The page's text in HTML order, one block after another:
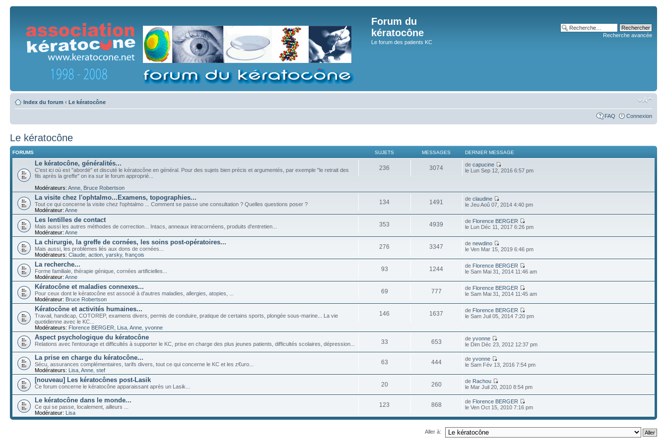
Forum du
kératocône
Le forum des patients KC
Recherche avancée
Index du forum ‹ Le kératocône
FAQ Connexion
Le kératocône
FORUMS SUJETS MESSAGES DERNIER MESSAGE
Le kératocône, généralités...
C'est ici où est "abordé" et discuté le kératocône en général. Pour des sujets bien précis et argumentés, par exemple "le retrait des
fils après la greffe" on ira sur le forum approprié...
Modérateurs: Anne Bruce Robertson
236 3074 decapucine
le Lun Sep 12, 2016 6:57 pm
La visite chez l'ophtalmo...Examens, topographies...
Tout ce qui concerne la visite chez l'ophtalmo ... Comment se passe une consultation ? Quelles questions poser ?
Modérateur: Anne
134 1491 declaudine
le Jeu Aoû 07, 2014 4:40 pm
Les lentilles de contact
Mais aussi les autres méthodes de correction... Intacs, anneaux intracornéens, produits d'entretien...
Modérateur: Anne
353 4939 de Florence BERGER
le Lun Déc 11, 2017 6:26 pm
La chirurgie, la greffe de cornées, les soins post-opératoires...
Mais aussi, les problèmes liés aux dons de cornées...
Modérateurs: Claude action yarsky, françois
276 3347 denewdino
le Ven Mar 15, 2019 6:46 pm
La recherche...
Forme familiale, thérapie génique, cornées artificielles...
Modérateur: Anne
93 1244 de Florence BERGER
le Sam Mai 31, 2014 11:46 am
Kératocône et maladies connexes...
Pour ceux dont le kératocône est associé à d'autres maladies, allergies, atopies, ...
Modérateur: Bruce Robertson
69 777 de Florence BERGER
le Sam Mai 31, 2014 11:45 am
Kératocône et activités humaines...
Travail, handicap, COTOREP, examens divers, permis de conduire, pratique de certains sports, plongée sous-marine... La vie
quotidienne avec le KC...
Modérateurs: Florence BERGER Lisa Anne yvonne
146 1637 de Florence BERGER
le Sam Juil 05, 2014 7:20 pm
Aspect psychologique du kératocône
Relations avec l'entourage et difficultés à supporter le KC, prise en charge des plus jeunes patients, difficultés scolaires, dépression... 33 653 deyvonne
le Dim Déc 23, 2012 12:37 pm
La prise en charge du kératocône...
Sécu, assurances complémentaires, tarifs divers, tout ce qui concerne le KC et les z€uro...
Modérateurs: Lisa Anne stef
63 444 deyvonne
le Sam Fév 13, 2016 7:54 pm
[nouveau] Les kératocônes post-Lasik
Ce forum concerne le kératocône apparaissant après un Lasik... 20 260 de Rachou
le Mar Juil 20, 2010 8:54 pm
Le kératocône dans le monde...
Ce qui se passe, localement, ailleurs ...
Modérateur: Lisa
123 868 de Florence BERGER
le Ven Oct 15, 2010 7:16 pm
Aller à: